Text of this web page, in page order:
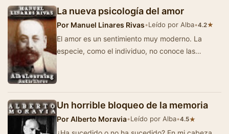
La nueva psicología del amor
Por Manuel Linares Rivas•Leído por Alba•4.2★
El amor es un sentimiento muy moderno. La
especie, como el individuo, no conoce las
Un horrible bloqueo de la memoria
PorAlberto Moravia•Leído por Alba•4.5★